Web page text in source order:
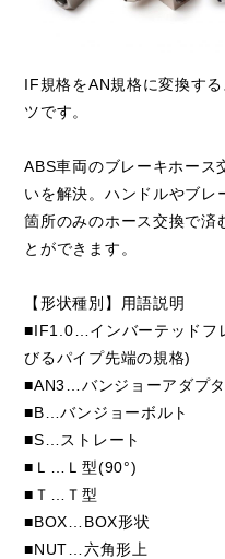
IF規格をAN規格に変換す
ツです。
ABS車両のブレーキホース
いを解決。ハンドルやブレ
箇所のみのホース交換で済
とができます。
【形状種別】用語説明
■IF1.0…インバーテッドフ
びるパイプ先端の規格)
■AN3…バンジョーアダプ
■B…バンジョーボルト
■S…ストレート
■Ｌ…Ｌ型(90°)
■Ｔ…Ｔ型
■BOX…BOX形状
■NUT…六角形上